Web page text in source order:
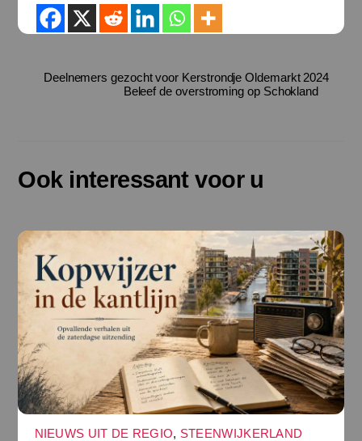
Deelnemers gezocht voor Kerstrondje Oldemarkt 2024
Beleef de overstroming op Schokland
Ook interessant voor u
NIEUWS UIT DE REGIO, STEENWIJKERLAND